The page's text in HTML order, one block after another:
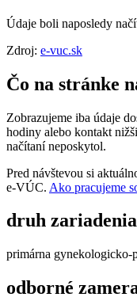
Údaje boli naposledy
Zdroj: e-vuc.sk
Čo na stránke
Zobrazujeme iba údaje
hodiny alebo kontakt
načítaní neposkytol.
Pred návštevou si
e‑VÚC. Ako pracujeme
druh zariadenia
primárna gynekologicko-
odborné